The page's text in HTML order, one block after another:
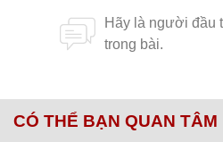
CÓ THỂ BẠN QUAN TÂM